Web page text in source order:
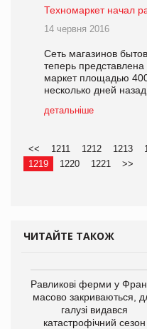
Техномаркет начал
14 червня 2016
Сеть магазинов
теперь
маркет площадью
несколько дней
детальніше
<< 1211 1212 1213
1219
1220 1221 >>
ЧИТАЙТЕ ТАКОЖ
Равликові ферми у
масово закриваються,
галузі видався
катастрофічний сезон